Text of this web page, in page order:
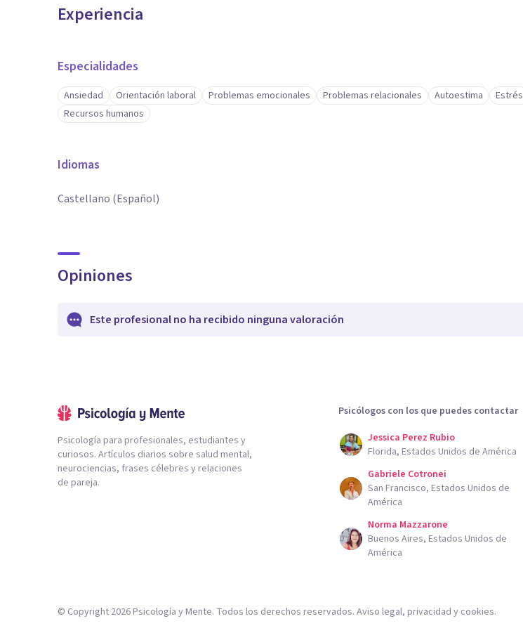
Experiencia
Especialidades
Ansiedad Orientación laboral Problemas emocionales Problemas relacionales Autoestima
Estrés
Recursos humanos
Idiomas
Castellano (Español)
Opiniones
Este profesional no ha recibido ninguna valoración
Psicología para profesionales, estudiantes y
curiosos. Artículos diarios sobre salud mental,
neurociencias, frases célebres y relaciones
de pareja.
Psicólogos con los que puedes contactar
Jessica Perez Rubio
Florida, Estados Unidos de América
Gabriele Cotronei
San Francisco, Estados Unidos de
América
Norma Mazzarone
Buenos Aires, Estados Unidos de
América
© Copyright 2026Psicología y Mente. Todos los derechos reservados. Aviso legal, privacidad y cookies.